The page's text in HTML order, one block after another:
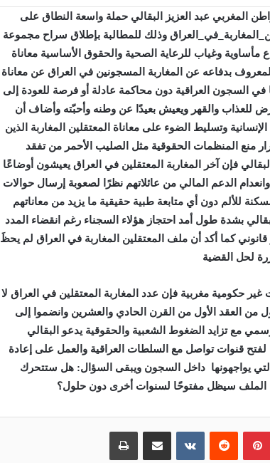
المغربي عبد العزيز البقالي حملة واسعة النطاق على
وذلك للمطالبة بإطلاق سراح مجموعة
وغياب للرعاية الصحية والحقوق الأساسية معاناة
بدفاعه عن المغاربة المسجونين في العراق عن معاناة
السلام البقالي الذي أمضى أكثر من 21 عامًا في السجون العراقية دون محاكمة عادلة أو فرصة للعودة إلى
والقهر ويعيش بعيدًا عن وطنه وأحبّته وأضاف أن
وتسليط الضوء على معاناة المعتقلين المغاربة الذين
المنظمات الحقوقية مثل الصليب الأحمر من تفقد
فإن آخر المغاربة المعتقلين في العراق يعيشون أوضاعًا
الدعم المالي من عائلاتهم نظرًا لصعوبة إرسال حوالات
للألم دون أي متابعة طبية حقيقية ما يزيد من معاناتهم
بشدة طول أمد احتجاز هؤلاء السجناء رغم انقضاء المدد
كما أكد أن ملف المعتقلين المغاربة في العراق لم يحظَ
لحل القضية
حكومية مغربية فإن عدد المغاربة المعتقلين في العراق لا
من العقد الأول من القرن الحادي والعشرين وانضموا إلى
مع تزايد الضغوط الشعبية والحقوقية يدعو البقالي
لفتح قنوات تواصل مع السلطات العراقية والعمل على إعادة
يواجهونها داخل السجون ويبقى السؤال: هل ستتحرك
هذا الملف سيظل مفتوحًا لسنوات أخرى دون حلول؟
بينتيريست مشاركة عبر البريد طباعة